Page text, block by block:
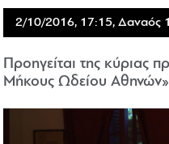
2/10/2016, 17:15, Δαναός 1
Προηγείται της κύριας
Μήκους Ωδείου Αθηνών»